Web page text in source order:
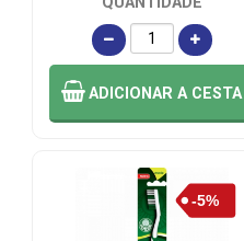
ADICIONARA CESTA